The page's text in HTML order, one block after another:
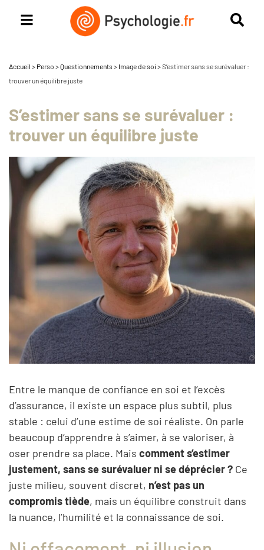
Accueil > Perso >Questionnements > Image de soi >S’estimer sans se surévaluer :
trouver un équilibre juste
S’estimer sans se surévaluer :
trouver un équilibre juste
Entre le manque de confiance en soi et l’excès
d’assurance, il existe un espace plus subtil, plus
stable : celui d’une estime de soi réaliste. On parle
beaucoup d’apprendre à s’aimer, à se valoriser, à
oser prendre sa place. Mais comment s’estimer
justement, sans se surévaluer ni se déprécier ? Ce
juste milieu, souvent discret, n’est pas un
compromis tiède, mais un équilibre construit dans
la nuance, l’humilité et la connaissance de soi.